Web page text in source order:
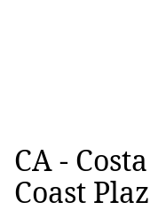
CA -
Coast